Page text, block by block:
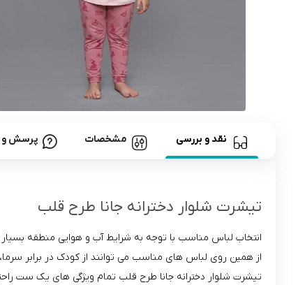
دستگاه بخور سرد کودک
نقد و بررسی مشخصات پرسش و
تیشرت شلوار دخترانه جانا طرح قلب
انتخاب لباس مناسب با توجه به شرایط آب و هوایی منطقه
از همین روی لباس ‌های مناسب می‌ توانند از کودک در برابر
تیشرت شلوار دخترانه جانا طرح قلب تمام ویژگی های یک ست